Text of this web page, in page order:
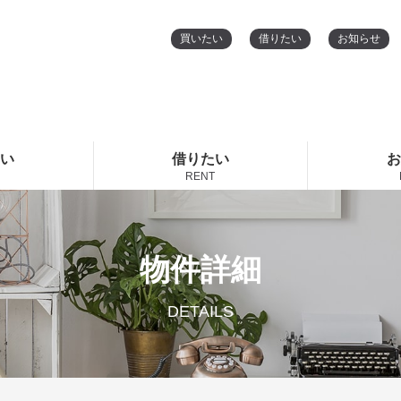
買いたい 借りたい お知らせ
借りたい
RENT
物件詳細
DETAILS